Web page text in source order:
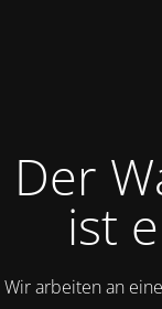
Der
ist
Wir arbeiten an